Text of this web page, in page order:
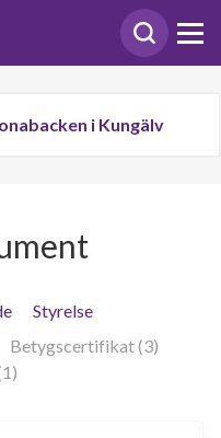
i Kungälv
Styrelse
Betygscertifikat (3)